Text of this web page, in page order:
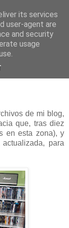
de mi blog,
que, tras diez
en esta zona), y
para
its services
user-agent are
and security
usage